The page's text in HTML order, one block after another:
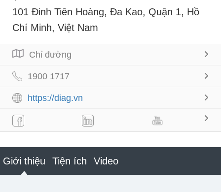
101 Đinh Tiên Hoàng, Đa Kao, Quận 1, Hồ
Chí Minh, Việt Nam
Chỉ đường
1900 1717
https://diag.vn
Giới thiệu Tiện ích Video